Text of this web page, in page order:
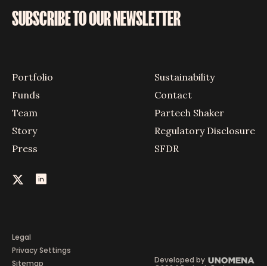
SUBSCRIBE TO OUR NEWSLETTER
Portfolio
Funds
Team
Story
Press
Sustainability
Contact
Partech Shaker
Regulatory Disclosure
SFDR
Legal
Privacy Settings
Sitemap
Developed by